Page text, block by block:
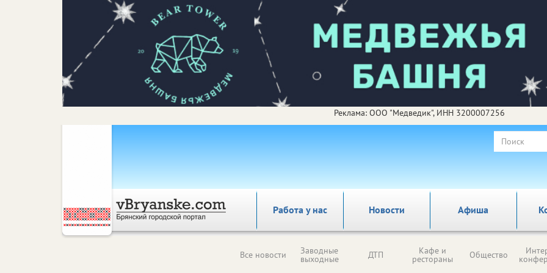
Реклама: ООО "Медведик", ИНН 3200007256
Работа у нас Новости Афиша
Все новости Заводные
выходные ДТП Кафе и
рестораны Общество